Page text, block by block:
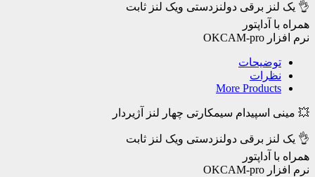
👌 یک لنز برقی دولنزدستی ویک لنز ثابت
همراه با آداپتور
نرم افزار OKCAM-pro
توضیحات
نظرات
More Products
💥 مینی اسپیدام سیمکارتی چهار لنز آژیردار
👌 یک لنز برقی دولنزدستی ویک لنز ثابت
همراه با آداپتور
نرم افزار OKCAM-pro